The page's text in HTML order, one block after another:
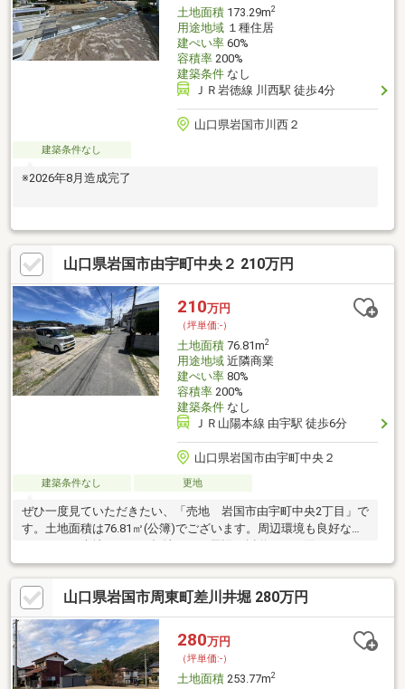
土地面積173.29m2
用途地域１種住居
建ぺい率60%
容積率200%
建築条件なし
ＪＲ岩徳線 川西駅 徒歩4分
山口県岩国市川西２
建築条件なし
※2026年8月造成完了
山口県岩国市由宇町中央２ 210万円
210万円
（坪単価:-）
土地面積76.81m2
用途地域近隣商業
建ぺい率80%
容積率200%
建築条件なし
ＪＲ山陽本線 由宇駅 徒歩6分
山口県岩国市由宇町中央２
建築条件なし 更地
ぜひ一度見ていただきたい、「売地 岩国市由宇町中央2丁目」で
す。土地面積は76.81㎡(公簿)でございます。周辺環境も良好なエ
通勤での負担が少ない立地です。こちらの住宅用地は周辺環境も
整っており、快適な生活を期待できます。210万円のこちらの土
地は、経済的かつ好条件です。駅から徒歩6分圏内に立地していま
す。
山口県岩国市周東町差川井堀 280万円
280万円
（坪単価:-）
土地面積253.77m2